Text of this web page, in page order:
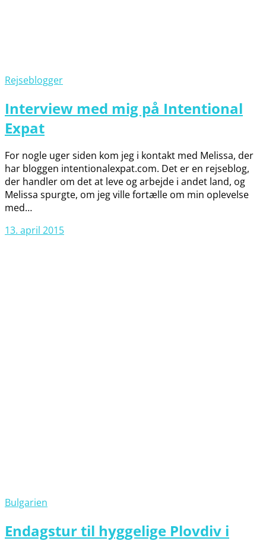
Rejseblogger
Interview med mig på Intentional
Expat
For nogle uger siden kom jeg i kontakt med Melissa, der
har bloggen intentionalexpat.com. Det er en rejseblog,
der handler om det at leve og arbejde i andet land, og
Melissa spurgte, om jeg ville fortælle om min oplevelse
med…
13. april 2015
Bulgarien
Endagstur til hyggelige Plovdiv i